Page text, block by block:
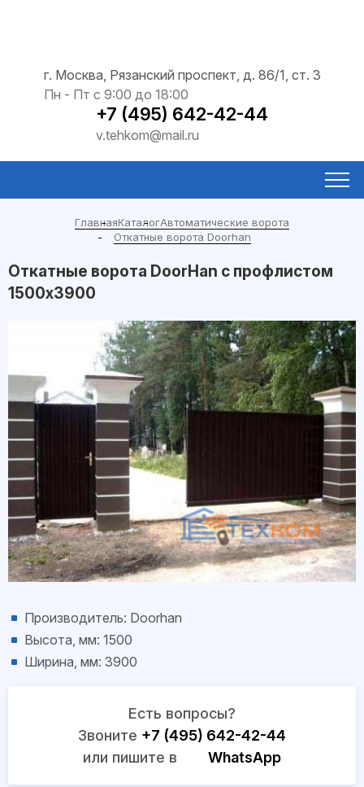
г. Москва, Рязанский проспект, д. 86/1, ст. 3
Пн - Пт с 9:00 до 18:00
+7 (495) 642-42-44
v.tehkom@mail.ru
ГлавнаяКаталогАвтоматические ворота
Откатные ворота Doorhan
Откатные ворота DoorHan с профлистом
1500x3900
Производитель: Doorhan
Высота, мм: 1500
Ширина, мм: 3900
Есть вопросы?
Звоните +7 (495) 642-42-44
или пишите в
WhatsApp